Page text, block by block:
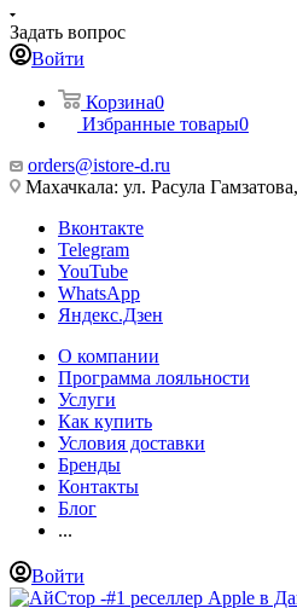
Задать вопрос
Войти
Корзина0
Избранные товары0
orders@istore-d.ru
Махачкала: ул. Расула
Вконтакте
Telegram
YouTube
WhatsApp
Яндекс.Дзен
О компании
Программа лояльности
Услуги
Как купить
Условия доставки
Бренды
Контакты
Блог
...
Войти